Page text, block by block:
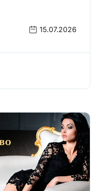
15.07.2026